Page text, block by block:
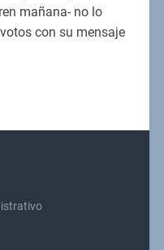
mañana- no lo
con su mensaje